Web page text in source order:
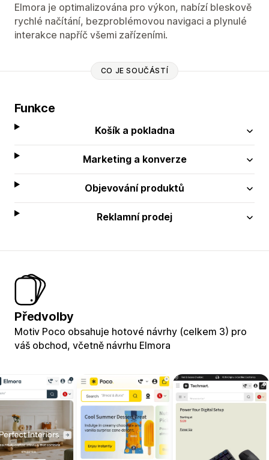
Elmora je optimalizována pro výkon, nabízí bleskově
rychlé načítání, bezproblémovou navigaci a plynulé
interakce napříč všemi zařízeními.
CO JE SOUČÁSTÍ
Funkce
Košík a pokladna
Marketing a konverze
Objevování produktů
Reklamní prodej
Předvolby
Motiv Poco obsahuje hotové návrhy (celkem 3) pro
váš obchod, včetně návrhu Elmora